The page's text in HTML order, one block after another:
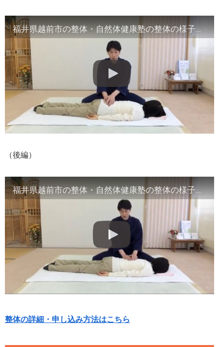
福井県越前市の整体・自然体健康塾の整体の様子（1）背骨の観察／骨盤他
（後編）
福井県越前市の整体・自然体健康塾の整体の様子（2）腹部や首など
整体の詳細・申し込み方法はこちら